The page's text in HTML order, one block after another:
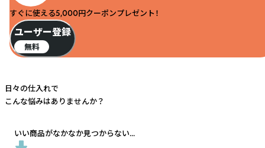
すぐに使える5,000円クーポンプレゼント！
ユーザー登録
無料
日々の仕入れで
こんな悩みはありませんか？
いい商品がなかなか見つからない...